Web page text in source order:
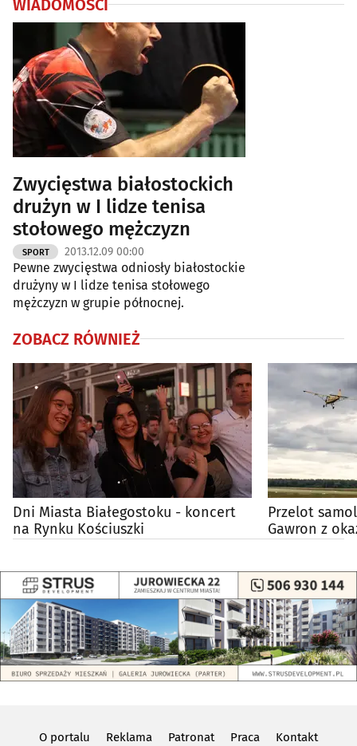
WIADOMOŚCI
Zwycięstwa białostockich
drużyn w I lidze tenisa
stołowego mężczyzn
SPORT 2013.12.09 00:00
Pewne zwycięstwa odniosły białostockie
drużyny w I lidze tenisa stołowego
mężczyzn w grupie północnej.
ZOBACZ RÓWNIEŻ
Dni Miasta Białegostoku - koncert
na Rynku Kościuszki
Przelot
Gawron z
O portalu Reklama Patronat Praca Kontakt